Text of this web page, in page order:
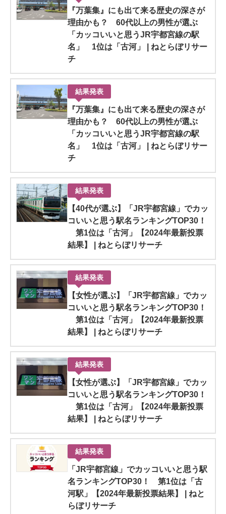
『万葉集』にも出て来る歴史の深さが
理由かも？ 60代以上の男性が選ぶ
「カッコいいと思うJR宇都宮線の駅
名」 1位は「古河」 | ねとらぼリサー
チ
結果発表
『万葉集』にも出て来る歴史の深さが
理由かも？ 60代以上の男性が選ぶ
「カッコいいと思うJR宇都宮線の駅
名」 1位は「古河」 | ねとらぼリサー
チ
結果発表
【40代が選ぶ】「JR宇都宮線」でカッ
コいいと思う駅名ランキングTOP30！
第1位は「古河」【2024年最新投票
結果】 | ねとらぼリサーチ
結果発表
【女性が選ぶ】「JR宇都宮線」でカッ
コいいと思う駅名ランキングTOP30！
第1位は「古河」【2024年最新投票
結果】 | ねとらぼリサーチ
結果発表
【女性が選ぶ】「JR宇都宮線」でカッ
コいいと思う駅名ランキングTOP30！
第1位は「古河」【2024年最新投票
結果】 | ねとらぼリサーチ
結果発表
「JR宇都宮線」でカッコいいと思う駅
名ランキングTOP30！ 第1位は「古
河駅」【2024年最新投票結果】 | ねと
らぼリサーチ